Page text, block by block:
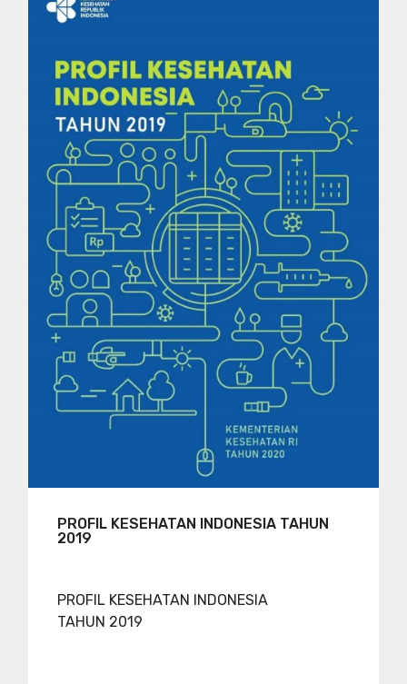
PROFIL KESEHATAN INDONESIA TAHUN
2019
PROFIL KESEHATAN INDONESIA
TAHUN 2019